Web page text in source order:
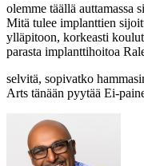
olemme täällä auttamassa
Mitä tulee implanttien
ylläpitoon, korkeasti
parasta implanttihoitoa
selvitä, sopivatko
Arts tänään pyytää Ei-